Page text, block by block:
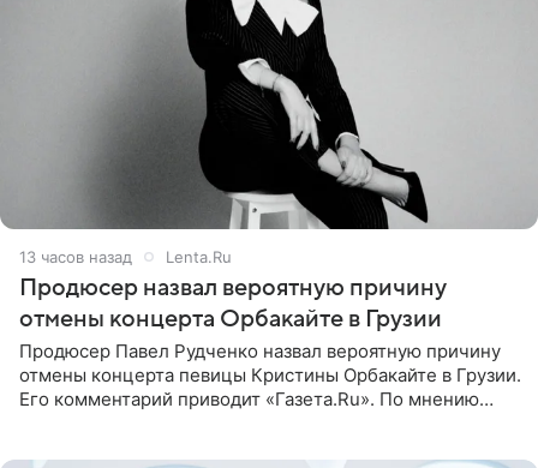
13 часов назад Lenta.Ru
Продюсер назвал вероятную причину
отмены концерта Орбакайте в Грузии
Продюсер Павел Рудченко назвал вероятную причину
отмены концерта певицы Кристины Орбакайте в Грузии.
Его комментарий приводит «Газета.Ru». По мнению